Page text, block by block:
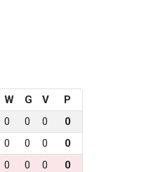
W G V
P
0 0 0
0
0 0 0
0
0 0 0
0